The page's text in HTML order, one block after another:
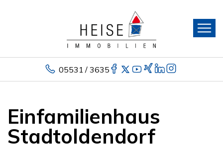
05531 / 3635
Einfamilienhaus
Stadtoldendorf